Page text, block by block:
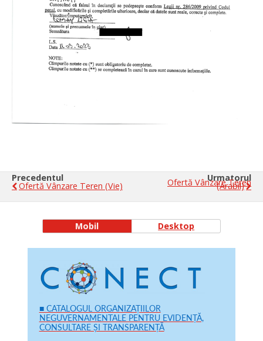
Precedentul
Ofertă Vânzare Teren (vie)
Urmatorul
Ofertă Vânzare Teren
(arabil)
Mobil Desktop
■ CATALOGUL ORGANIZAȚIILOR
NEGUVERNAMENTALE PENTRU EVIDENȚĂ,
CONSULTARE ȘI TRANSPARENȚĂ